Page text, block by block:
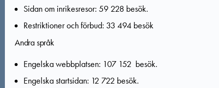
Sidan om inrikesresor: 59 228 besök.
Restriktioner och förbud: 33 494 besök
Andra språk
Engelska webbplatsen: 107 152 besök.
Engelska startsidan: 12 722 besök.